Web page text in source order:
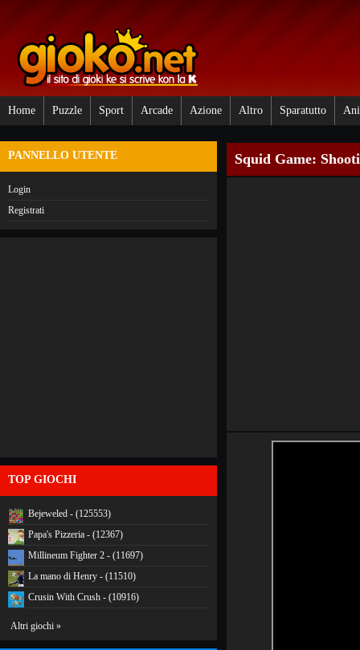
Home Puzzle Sport Arcade Azione Altro Sparatutto
PANNELLO UTENTE
Login
Registrati
TOP GIOCHI
Bejeweled - (125553)
Papa's Pizzeria - (12367)
Millineum Fighter 2 - (11697)
La mano di Henry - (11510)
Crusin With Crush - (10916)
Altri giochi »
Squid Game: